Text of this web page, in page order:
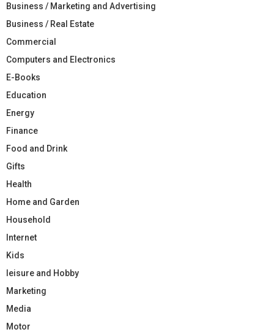
Business / Marketing and Advertising
Business / Real Estate
Commercial
Computers and Electronics
E-Books
Education
Energy
Finance
Food and Drink
Gifts
Health
Home and Garden
Household
Internet
Kids
leisure and Hobby
Marketing
Media
Motor